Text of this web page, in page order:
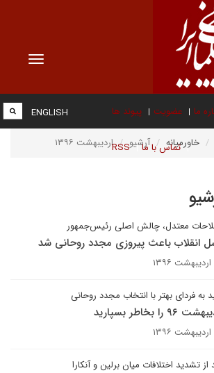
Toggle
ما عضویت پیوند ها
تماس با ما RSS
ENGLISH
خاورمیانه آرشیو اردیبهشت ۱۳۹۶
معتدل، چالش اصلی رئیس‌جمهور
انقلاب باعث پیروزی مجدد روحانی شد
به فردای بهتر با انتخاب مجدد روحانی
۹۶ را بخاطر بسپارید
از تشدید اختلافات میان برلین و آنکارا